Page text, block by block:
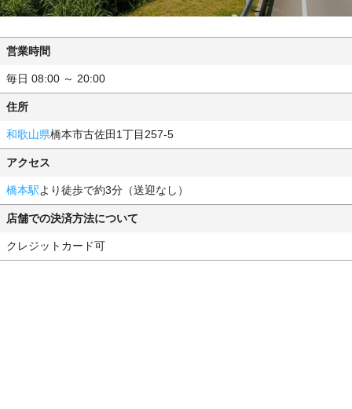
営業時間
毎日 08:00 ～ 20:00
住所
和歌山県橋本市古佐田1丁目257-5
アクセス
橋本駅より徒歩で約3分（送迎なし）
店舗での決済方法について
クレジットカード可